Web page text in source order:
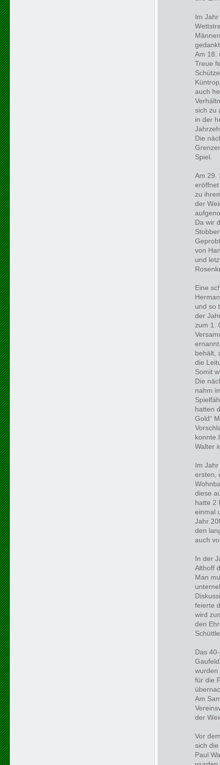
Im
Am 18.
Treue
auch
sich zu
in der
Die
Spiel.
Am 29.
zu
der
Da wir
von
und
Eine
und so
der
zum 1.
behält,
die
Somit
Die
nahm
hatten
Gold“
Walter
Im
ersten,
diese
hatte 2
einmal
Jahr
den
auch
In der
Althoff
Man
feierte
wird
den
Das
wurden
für die
Am
der
Vor
sich
Paul